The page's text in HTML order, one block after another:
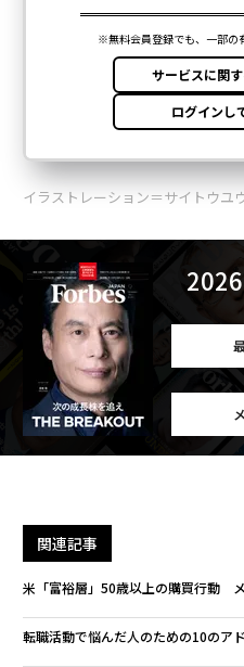
イラストレーション＝サイトウユ
関連記事
米「富裕層」50歳以上の購買行動
転職活動で悩んだ人のための10のア